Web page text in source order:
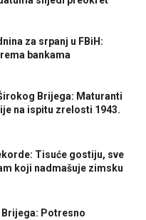
za srpanj u FBiH:
bankama
Brijega: Maturanti
na ispitu zrelosti 1943.
Tisuće gostiju, sve
koji nadmašuje zimsku
Potresno